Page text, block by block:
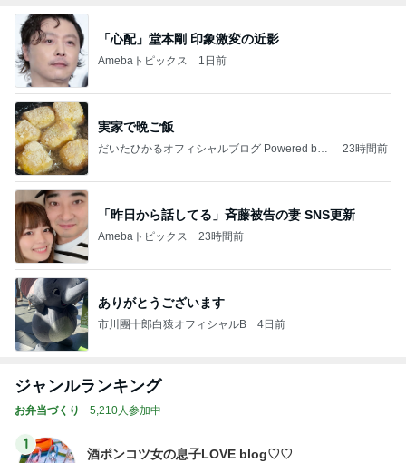
「心配」堂本剛 印象激変の近影
Amebaトピックス 1日前
実家で晩ご飯
だいたひかるオフィシャルブログ Powered by
23時間前
「昨日から話してる」斉藤被告の妻 SNS更新
Amebaトピックス 23時間前
ありがとうございます
市川團十郎白猿オフィシャルB 4日前
ジャンルランキング
お弁当づくり 5,210人参加中
1
酒ポンコツ女の息子LOVE blog♡♡